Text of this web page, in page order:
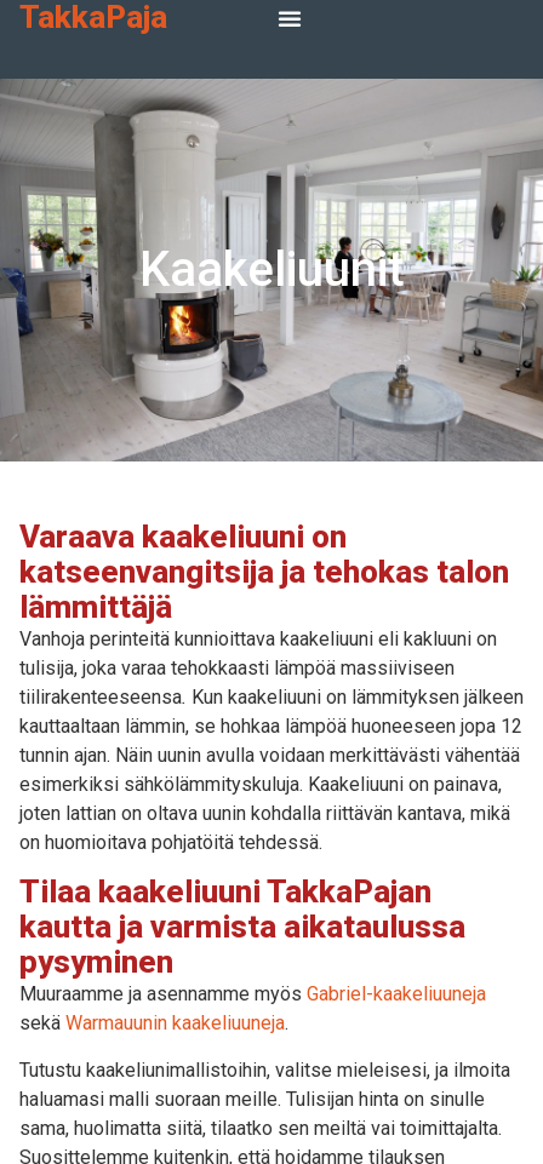
TakkaPaja
Kaakeliuunit
Varaava kaakeliuuni on
katseenvangitsija ja tehokas talon
lämmittäjä
Vanhoja perinteitä kunnioittava kaakeliuuni eli kakluuni on
tulisija, joka varaa tehokkaasti lämpöä massiiviseen
tiilirakenteeseensa. Kun kaakeliuuni on lämmityksen jälkeen
kauttaaltaan lämmin, se hohkaa lämpöä huoneeseen jopa 12
tunnin ajan. Näin uunin avulla voidaan merkittävästi vähentää
esimerkiksi sähkölämmityskuluja. Kaakeliuuni on painava,
joten lattian on oltava uunin kohdalla riittävän kantava, mikä
on huomioitava pohjatöitä tehdessä.
Tilaa kaakeliuuni TakkaPajan
kautta ja varmista aikataulussa
pysyminen
Muuraamme ja asennamme myös Gabriel-kaakeliuuneja
sekä Warmauunin kaakeliuuneja.
Tutustu kaakeliunimallistoihin, valitse mieleisesi, ja ilmoita
haluamasi malli suoraan meille. Tulisijan hinta on sinulle
sama, huolimatta siitä, tilaatko sen meiltä vai toimittajalta.
Suosittelemme kuitenkin, että hoidamme tilauksen